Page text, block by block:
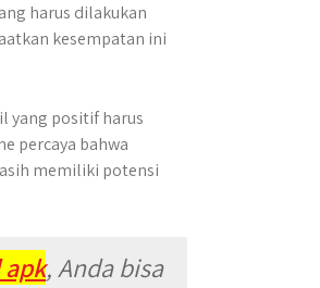
harus dilakukan
kesempatan ini
yang positif harus
percaya bahwa
memiliki potensi
apk, Anda bisa